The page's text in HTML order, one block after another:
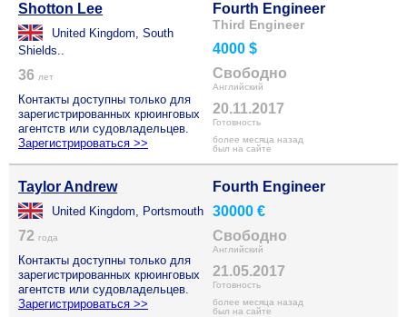
Shotton Lee
United Kingdom, South
Shields..
36 лет
Контакты доступны только для
зарегистрированных крюинговых
агентств или судовладельцев.
Зарегистрироваться >>
Fourth Engineer
Third Engineer
4000 $
Свободно
Английский
20.11.2017
Готовность
более месяца назад
был на сайте
Taylor Andrew
United Kingdom, Portsmouth
72 года
Контакты доступны только для
зарегистрированных крюинговых
агентств или судовладельцев.
Зарегистрироваться >>
Fourth Engineer
30000 €
Свободно
Английский
21.05.2017
Готовность
более месяца назад
был на сайте